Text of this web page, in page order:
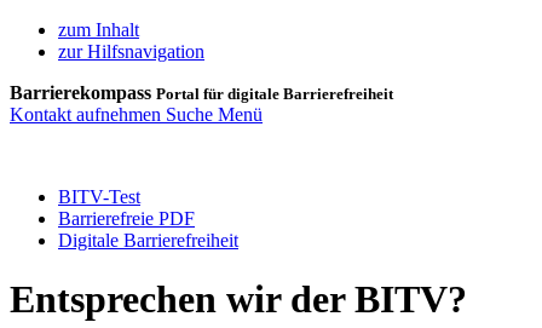
zum Inhalt
zur Hilfsnavigation
Barrierekompass Portal für digitale Barrierefreiheit
Kontakt aufnehmen Suche Menü
BITV-Test
Barrierefreie PDF
Digitale Barrierefreiheit
Entsprechen wir der BITV?